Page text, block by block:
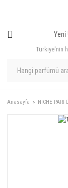
Türkiye'nin
Yeni
Anasayfa NICHE